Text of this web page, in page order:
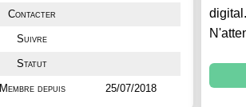
Contacter
Suivre
Statut
Membre depuis 25/07/2018
digital.